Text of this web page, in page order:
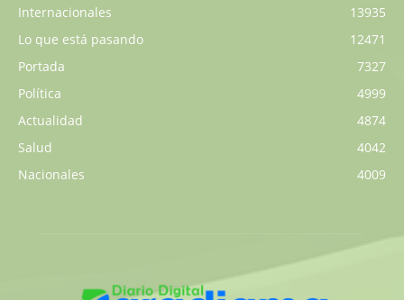
Internacionales
13935
Lo que está pasando
12471
Portada
7327
Política
4999
Actualidad
4874
Salud
4042
Nacionales
4009